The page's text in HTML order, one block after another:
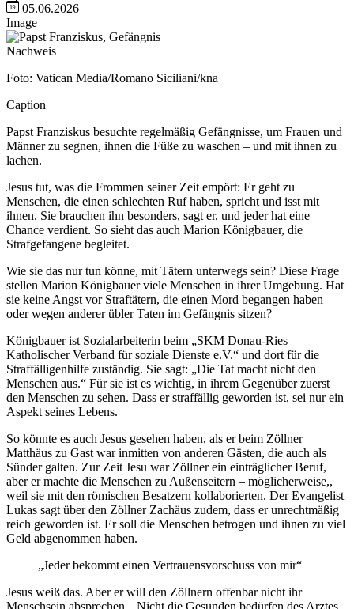
05.06.2026
Image
Nachweis
Foto: Vatican Media/Romano Siciliani/kna
Caption
Papst Franziskus besuchte regelmäßig Gefängnisse, um Frauen und
Männer zu segnen, ihnen die Füße zu waschen – und mit ihnen zu
lachen.
Jesus tut, was die Frommen seiner Zeit empört: Er geht zu
Menschen, die einen schlechten Ruf haben, spricht und isst mit
ihnen. Sie brauchen ihn besonders, sagt er, und jeder hat eine
Chance verdient. So sieht das auch Marion Königbauer, die
Strafgefangene begleitet.
Wie sie das nur tun könne, mit Tätern unterwegs sein? Diese Frage
stellen Marion Königbauer viele Menschen in ihrer Umgebung. Hat
sie keine Angst vor Straftätern, die einen Mord begangen haben
oder wegen anderer übler Taten im Gefängnis sitzen?
Königbauer ist Sozialarbeiterin beim „SKM Donau-Ries –
Katholischer Verband für soziale Dienste e.V.“ und dort für die
Straffälligenhilfe zuständig. Sie sagt: „Die Tat macht nicht den
Menschen aus.“ Für sie ist es wichtig, in ihrem Gegenüber zuerst
den Menschen zu sehen. Dass er straffällig geworden ist, sei nur ein
Aspekt seines Lebens.
So könnte es auch Jesus gesehen haben, als er beim Zöllner
Matthäus zu Gast war inmitten von anderen Gästen, die auch als
Sünder galten. Zur Zeit Jesu war Zöllner ein einträglicher Beruf,
aber er machte die Menschen zu Außenseitern – möglicherweise,,
weil sie mit den römischen Besatzern kollaborierten. Der Evangelist
Lukas sagt über den Zöllner Zachäus zudem, dass er unrechtmäßig
reich geworden ist. Er soll die Menschen betrogen und ihnen zu viel
Geld abgenommen haben.
„Jeder bekommt einen Vertrauensvorschuss von mir“
Jesus weiß das. Aber er will den Zöllnern offenbar nicht ihr
Menschsein absprechen. „Nicht die Gesunden bedürfen des Arztes,